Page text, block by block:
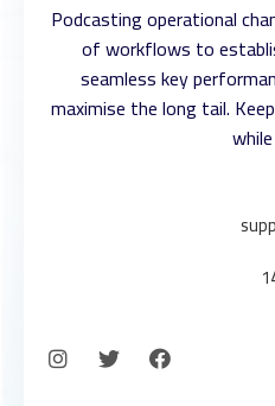
Podcasting operational
of workflows to
seamless key
maximise the long tail.